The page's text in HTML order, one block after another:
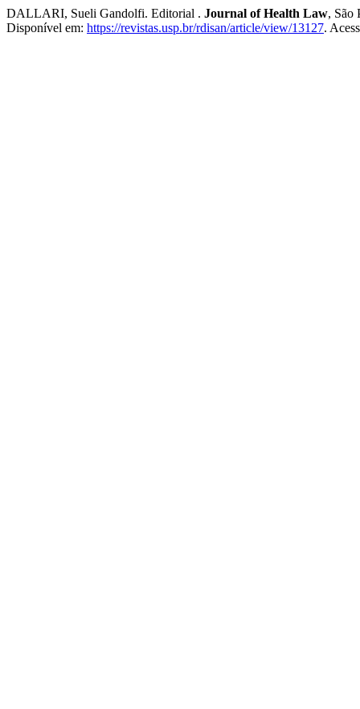
DALLARI, Sueli Gandolfi. Editorial . Journal of Health Law, São
Disponível em: https://revistas.usp.br/rdisan/article/view/13127.